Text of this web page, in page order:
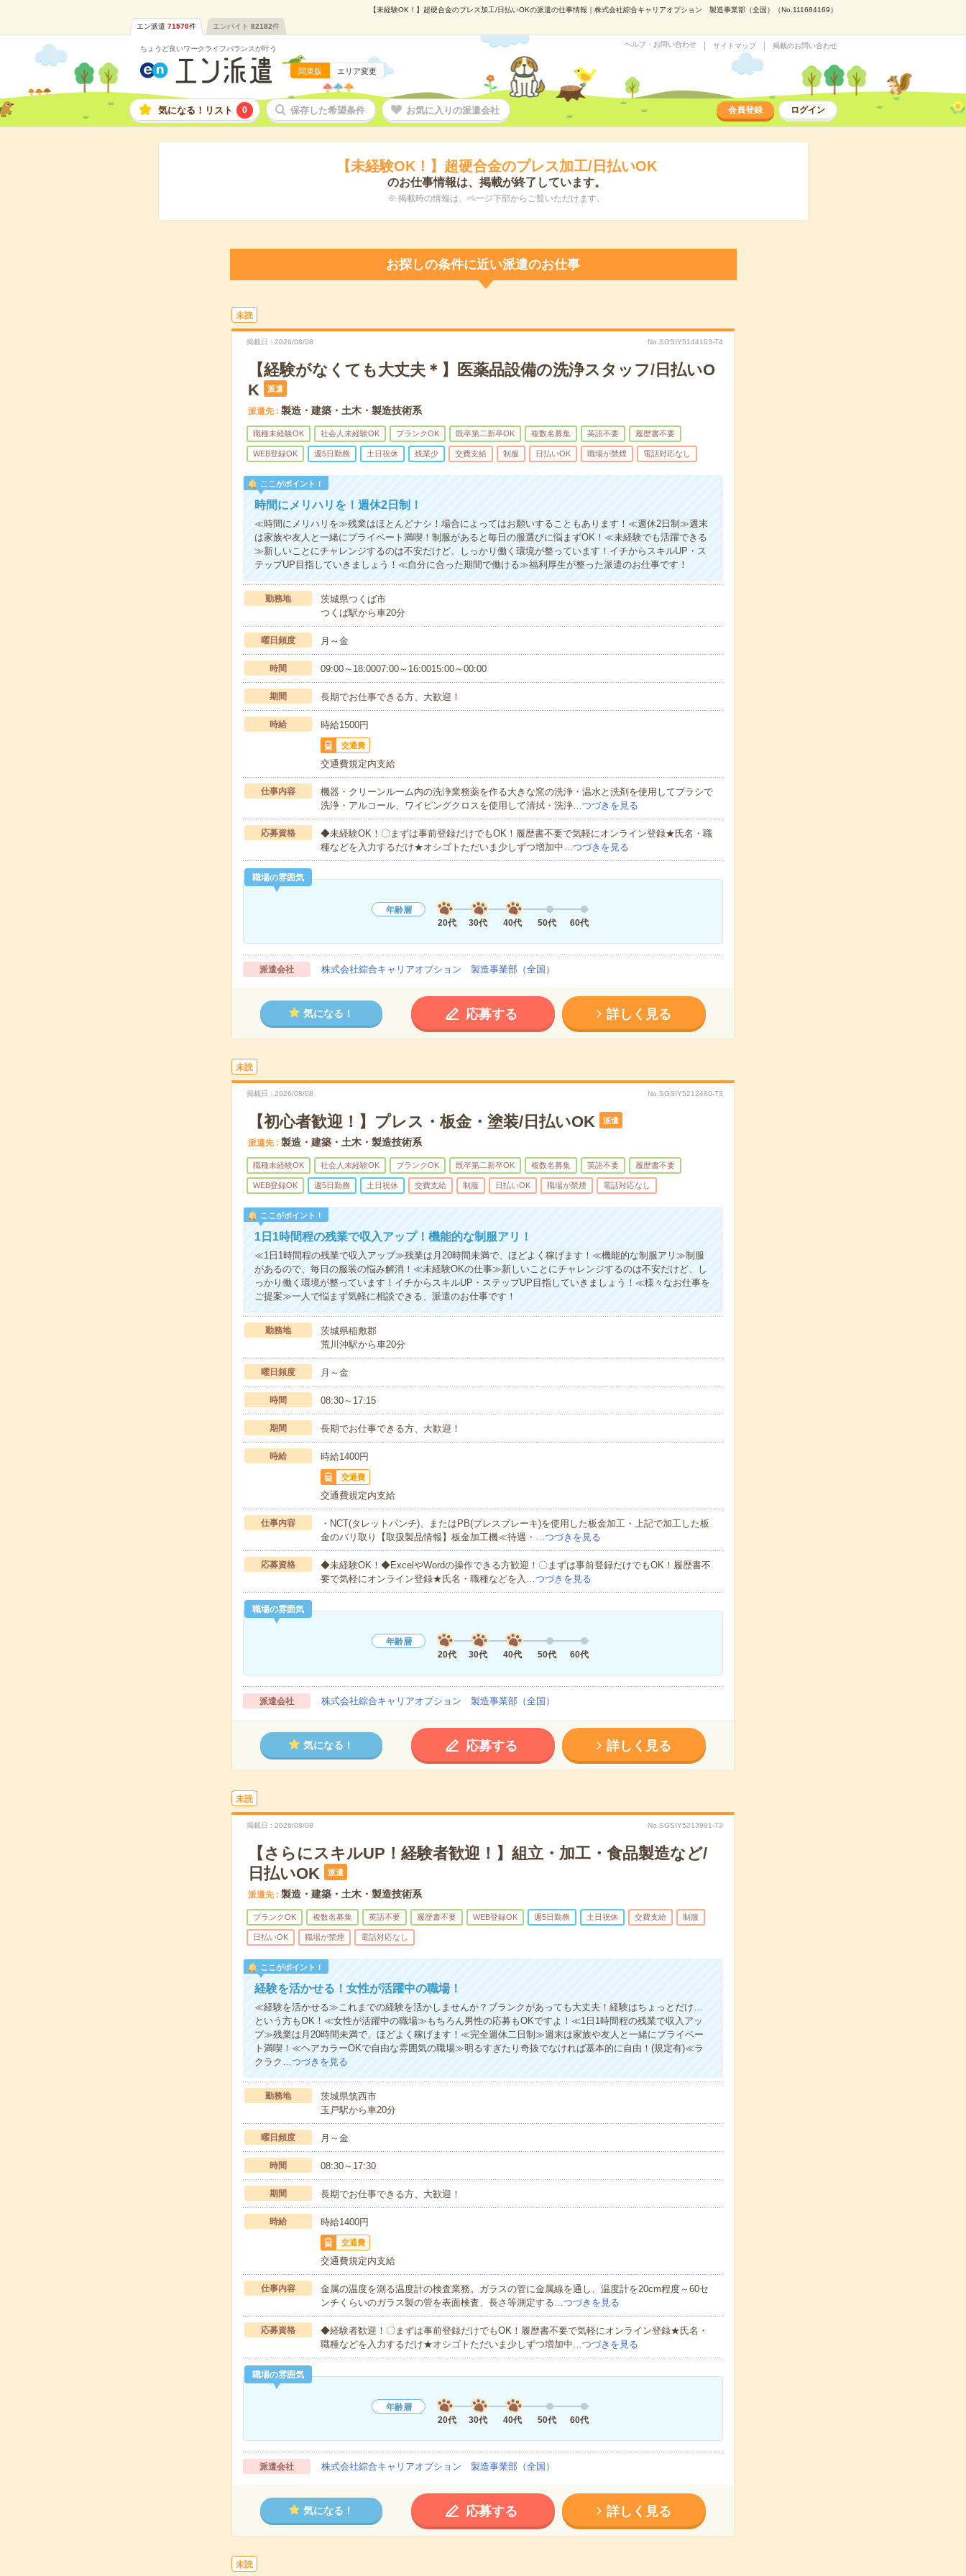
【未経験OK！】超硬合金のプレス加工/日払いOKの派遣の仕事情報｜株式会社綜合キャリアオプション 製造事業部（全国）（No.111684169）
エン派遣 71570件 エンバイト 82182件
ちょうど良いワークライフバランスが叶う
関東版 エリア変更
ヘルプ・お問い合わせ サイトマップ 掲載のお問い合わせ
気になる！リスト 0 保存した希望条件 お気に入りの派遣会社 会員登録 ログイン
【未経験OK！】超硬合金のプレス加工/日払いOK
のお仕事情報は、掲載が終了しています。
※ 掲載時の情報は、ページ下部からご覧いただけます。
お探しの条件に近い派遣のお仕事
未読
掲載日 2026/08/08 No.SGSIY5144103-T4
【経験がなくても大丈夫＊】医薬品設備の洗浄スタッフ/日払いO
K
派遣
派遣先 製造・建築・土木・製造技術系
職種未経験OK 社会人未経験OK ブランクOK 既卒第二新卒OK 複数名募集 英語不要 履歴書不要
WEB登録OK 週5日勤務 土日祝休 残業少 交費支給 制服 日払いOK 職場が禁煙 電話対応なし
ここがポイント！
時間にメリハリを！週休2日制！
≪時間にメリハリを≫残業はほとんどナシ！場合によってはお願いすることもあります！≪週休2日制≫週末
は家族や友人と一緒にプライベート満喫！制服があると毎日の服選びに悩まずOK！≪未経験でも活躍できる
≫新しいことにチャレンジするのは不安だけど、しっかり働く環境が整っています！イチからスキルUP・ス
テップUP目指していきましょう！≪自分に合った期間で働ける≫福利厚生が整った派遣のお仕事です！
勤務地
茨城県つくば市
つくば駅から車20分
曜日頻度 月～金
時間 09:00～18:0007:00～16:0015:00～00:00
期間 長期でお仕事できる方、大歓迎！
時給 時給1500円
交通費
交通費規定内支給
仕事内容
機器・クリーンルーム内の洗浄業務薬を作る大きな窯の洗浄・温水と洗剤を使用してブラシで
洗浄・アルコール、ワイピングクロスを使用して清拭・洗浄…つづきを見る
応募資格
◆未経験OK！〇まずは事前登録だけでもOK！履歴書不要で気軽にオンライン登録★氏名・職
種などを入力するだけ★オシゴトただいま少しずつ増加中…つづきを見る
職場の雰囲気
年齢層
20代
30代 40代 50代 60代
派遣会社 株式会社綜合キャリアオプション 製造事業部（全国）
気になる！ 応募する 詳しく見る
未読
掲載日 2026/08/08 No.SGSIY5212480-T3
【初心者歓迎！】プレス・板金・塗装/日払いOK 派遣
派遣先 製造・建築・土木・製造技術系
職種未経験OK 社会人未経験OK ブランクOK 既卒第二新卒OK 複数名募集 英語不要 履歴書不要
WEB登録OK 週5日勤務 土日祝休 交費支給 制服 日払いOK 職場が禁煙 電話対応なし
ここがポイント！
1日1時間程の残業で収入アップ！機能的な制服アリ！
≪1日1時間程の残業で収入アップ≫残業は月20時間未満で、ほどよく稼げます！≪機能的な制服アリ≫制服
があるので、毎日の服装の悩み解消！≪未経験OKの仕事≫新しいことにチャレンジするのは不安だけど、し
っかり働く環境が整っています！イチからスキルUP・ステップUP目指していきましょう！≪様々なお仕事を
ご提案≫一人で悩まず気軽に相談できる、派遣のお仕事です！
勤務地
茨城県稲敷郡
荒川沖駅から車20分
曜日頻度 月～金
時間 08:30～17:15
期間 長期でお仕事できる方、大歓迎！
時給 時給1400円
交通費
交通費規定内支給
仕事内容
・NCT(タレットパンチ)、またはPB(プレスブレーキ)を使用した板金加工・上記で加工した板
金のバリ取り【取扱製品情報】板金加工機≪待遇・…つづきを見る
応募資格
◆未経験OK！◆ExcelやWordの操作できる方歓迎！〇まずは事前登録だけでもOK！履歴書不
要で気軽にオンライン登録★氏名・職種などを入…つづきを見る
職場の雰囲気
年齢層
20代
30代 40代 50代 60代
派遣会社 株式会社綜合キャリアオプション 製造事業部（全国）
気になる！ 応募する 詳しく見る
未読
掲載日 2026/08/08 No.SGSIY5213991-T3
【さらにスキルUP！経験者歓迎！】組立・加工・食品製造など/
日払いOK
派遣
派遣先 製造・建築・土木・製造技術系
ブランクOK 複数名募集 英語不要 履歴書不要 WEB登録OK 週5日勤務 土日祝休 交費支給 制服
日払いOK 職場が禁煙 電話対応なし
ここがポイント！
経験を活かせる！女性が活躍中の職場！
≪経験を活かせる≫これまでの経験を活かしませんか？ブランクがあっても大丈夫！経験はちょっとだけ…
という方もOK！≪女性が活躍中の職場≫もちろん男性の応募もOKですよ！≪1日1時間程の残業で収入アッ
プ≫残業は月20時間未満で、ほどよく稼げます！≪完全週休二日制≫週末は家族や友人と一緒にプライベー
ト満喫！≪ヘアカラーOKで自由な雰囲気の職場≫明るすぎたり奇抜でなければ基本的に自由！(規定有)≪ラ
クラク…つづきを見る
勤務地
茨城県筑西市
玉戸駅から車20分
曜日頻度 月～金
時間 08:30～17:30
期間 長期でお仕事できる方、大歓迎！
時給 時給1400円
交通費
交通費規定内支給
仕事内容
金属の温度を測る温度計の検査業務。ガラスの管に金属線を通し、温度計を20cm程度～60セ
ンチくらいのガラス製の管を表面検査、長さ等測定する…つづきを見る
応募資格
◆経験者歓迎！〇まずは事前登録だけでもOK！履歴書不要で気軽にオンライン登録★氏名・
職種などを入力するだけ★オシゴトただいま少しずつ増加中…つづきを見る
職場の雰囲気
年齢層
20代
30代 40代 50代 60代
派遣会社 株式会社綜合キャリアオプション 製造事業部（全国）
気になる！ 応募する 詳しく見る
未読